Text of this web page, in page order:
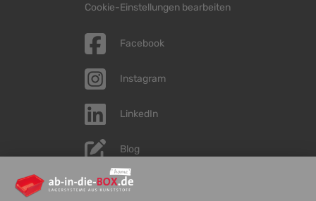
Cookie-Einstellungen bearbeiten
Facebook
Instagram
LinkedIn
Blog
YouTube